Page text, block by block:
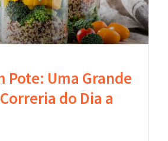
Pote: Uma Grande
do Dia a